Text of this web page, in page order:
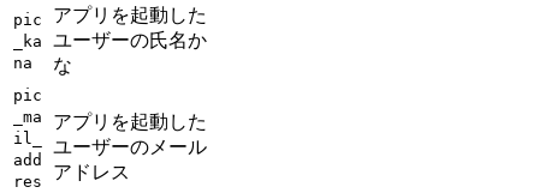
pic
_ka
na
アプリを起動した
ユーザーの氏名か
な
pic
_ma
il_
add
res
アプリを起動した
ユーザーのメール
アドレス